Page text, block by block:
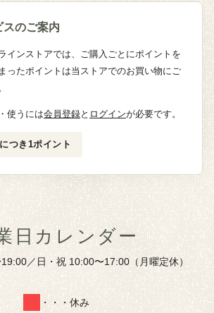
スのご案内
インストアでは、ご購入ごとにポイントを
ったポイントは当ストアでのお買い物にご
使うには会員登録と ログインが必要です。
つき1ポイント
日カレンダー
／日・祝 10:00〜17:00（月曜定休）
・・・休み